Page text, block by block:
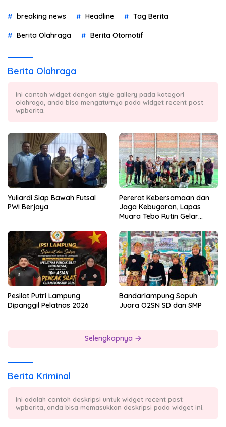
breaking news Headline Tag Berita
Berita Olahraga Berita Otomotif
Berita Olahraga
Ini contoh widget dengan style gallery pada kategori
olahraga, anda bisa mengaturnya pada widget recent post
wpberita.
Yuliardi Siap Bawah Futsal
PWI Berjaya
Pererat Kebersamaan dan
Jaga Kebugaran, Lapas
Muara Tebo Rutin Gelar
Pesilat Putri Lampung
Dipanggil Pelatnas 2026
Bandarlampung Sapuh
Juara O2SN SD dan SMP
Selengkapnya
Berita Kriminal
Ini adalah contoh deskripsi untuk widget recent post
wpberita, anda bisa memasukkan deskripsi pada widget ini.